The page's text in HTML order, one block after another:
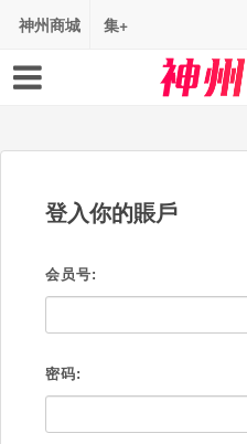
神州商城 集+
登入你的賬戶
会员号:
密码: